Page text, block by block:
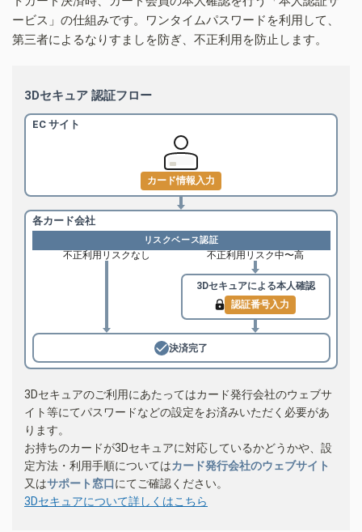
ービス」の仕組みです。ワンタイムパスワードを利用して、
第三者によるなりすましを防ぎ、不正利用を防止します。
3Dセキュア 認証フロー
EC サイト
カード情報入力
各カード会社
リスクベース認証
不正利用リスクなし 不正利用リスク中〜高
3Dセキュアによる本人確認
認証番号入力
決済完了
3Dセキュアのご利用にあたってはカード発行会社のウェブサ
イト等にてパスワードなどの設定をお済みいただく必要があ
ります。
お持ちのカードが3Dセキュアに対応しているかどうかや、設
定方法・利用手順についてはカード発行会社のウェブサイト
又はサポート窓口にてご確認ください。
3Dセキュアについて詳しくはこちら